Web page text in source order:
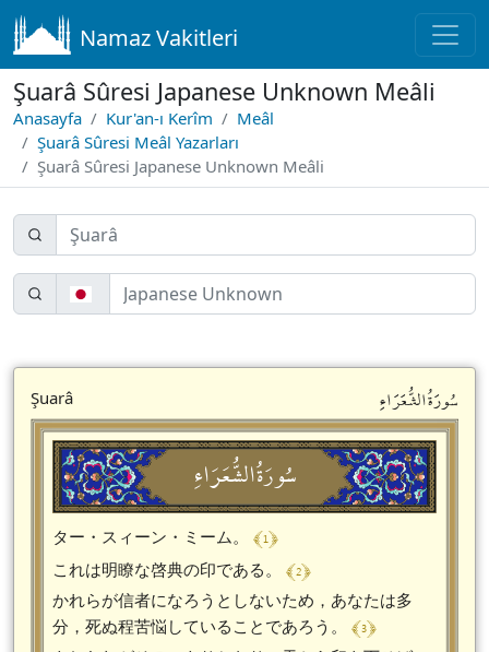
Namaz Vakitleri
Şuarâ Sûresi Japanese Unknown Meâli
Anasayfa Kur'an-ı Kerîm
Meâl
Şuarâ Sûresi Meâl Yazarları
Şuarâ Sûresi Japanese Unknown Meâli
Şuarâ سُورَةُالشُّعَرَاءِ
سُورَةُالشُّعَرَاءِ
ター・スィーン・ミーム。 ﴾ 1 ﴿
これは明瞭な啓典の印である。 ﴾ 2 ﴿
かれらが信者になろうとしないため，あなたは多
分，死ぬ程苦悩していることであろう。 ﴾ 3 ﴿